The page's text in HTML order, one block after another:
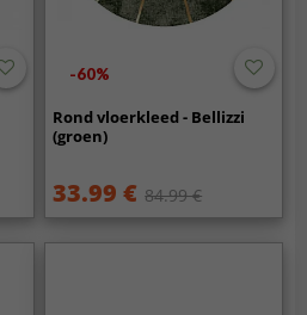
-60%
Rond vloerkleed - Bellizzi
(groen)
33.99 € 84.99 €